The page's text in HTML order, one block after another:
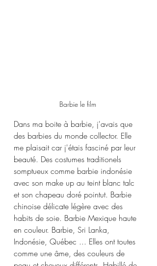
Barbie le film
Dans ma boite à barbie, j'avais que
des barbies du monde collector. Elle
me plaisait car j'étais fasciné par leur
beauté. Des costumes traditionels
somptueux comme barbie indonésie
avec son make up au teint blanc talc
et son chapeau doré pointut. Barbie
chinoise délicate légère avec des
habits de soie. Barbie Mexique haute
en couleur. Barbie, Sri Lanka,
Indonésie, Québec ... Elles ont toutes
comme une âme, des couleurs de